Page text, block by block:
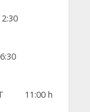
ET 11:00 h